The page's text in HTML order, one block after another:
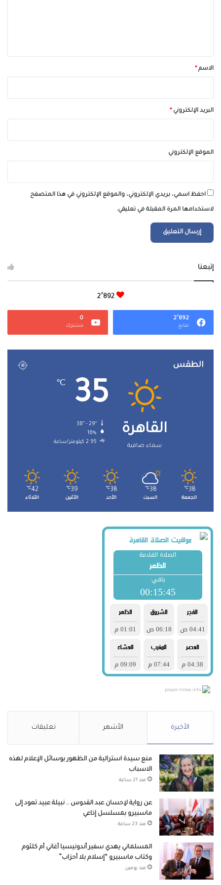
*الاسم*
البريد الإلكتروني*
الموقع الإلكتروني
احفظ اسمي، بريدي الإلكتروني، والموقع الإلكتروني في هذا المتصفح
لاستخدامها المرة المقبلة في تعليقي.
إتبعنا
2٬892
2٬892
متابع
0
مشترك
الطقس
القاهرة
سماء صافية
35
℃
16%
2.95 كيلومتر/ساعة
38
℃
الجمعة
38
℃
السبت
38
℃
الأحد
39
℃
الأثنين
42
℃
الثلاثاء
prayer-times.info
الأخيرة الأشهر تعليقات
منع سيدة استرالية من الظهور بوسائل الإعلام لهذه
الاسباب
منذ 21 ساعة
عن رواية لإحسان عبد القدوس .. نبيلة عبيد تعود إلى
ماسبيرو بمسلسل إذاعي
منذ 23 ساعة
المسلماني يهدي سفير أندونيسيا أغاني أم كلثوم
وكتاب ماسبيرو “إسلام بلا أحزاب”
منذ يومين